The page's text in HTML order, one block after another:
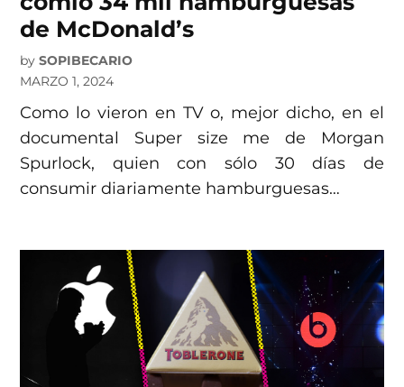
de McDonald’s
by SOPIBECARIO
MARZO 1, 2024
Como lo vieron en TV o, mejor dicho, en el
documental Super size me de Morgan
Spurlock, quien con sólo 30 días de
consumir diariamente hamburguesas…